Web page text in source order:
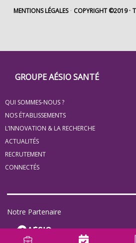
Groupe
Eovi
pour
les
minis
site
GROUPE AÉSIO SANTÉ
QUI SOMMES-NOUS ?
NOS ÉTABLISSEMENTS
L’INNOVATION & LA RECHERCHE
ACTUALITÉS
RECRUTEMENT
CONNECTÉS
Notre Partenaire
MENTIONS LÉGALES COPYRIGHT ©2019